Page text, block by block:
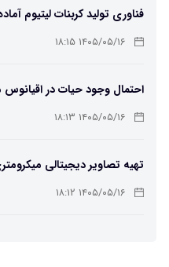
فناوری تولید کربنات لیتیوم
است۱۴۰۵/۰۵/۱۶ ۱۸:۱۵
احتمال وجود حیات در اقیانوس
۱۴۰۵/۰۵/۱۶ ۱۸:۱۳
تهیه تصاویر دیجیتالی
صنعتی۱۴۰۵/۰۵/۱۶ ۱۸:۱۲